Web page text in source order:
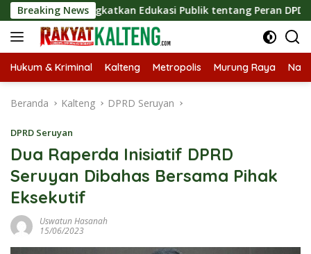
Langsung
ke
konten
Breaking News
Tingkatkan Edukasi Publik tentang Peran DPD RI
Hukum & Kriminal Kalteng Metropolis Murung Raya
Beranda Kalteng DPRD Seruyan
DPRD Seruyan
Dua Raperda Inisiatif DPRD
Seruyan Dibahas Bersama Pihak
Eksekutif
Uswatun Hasanah
15/06/2023